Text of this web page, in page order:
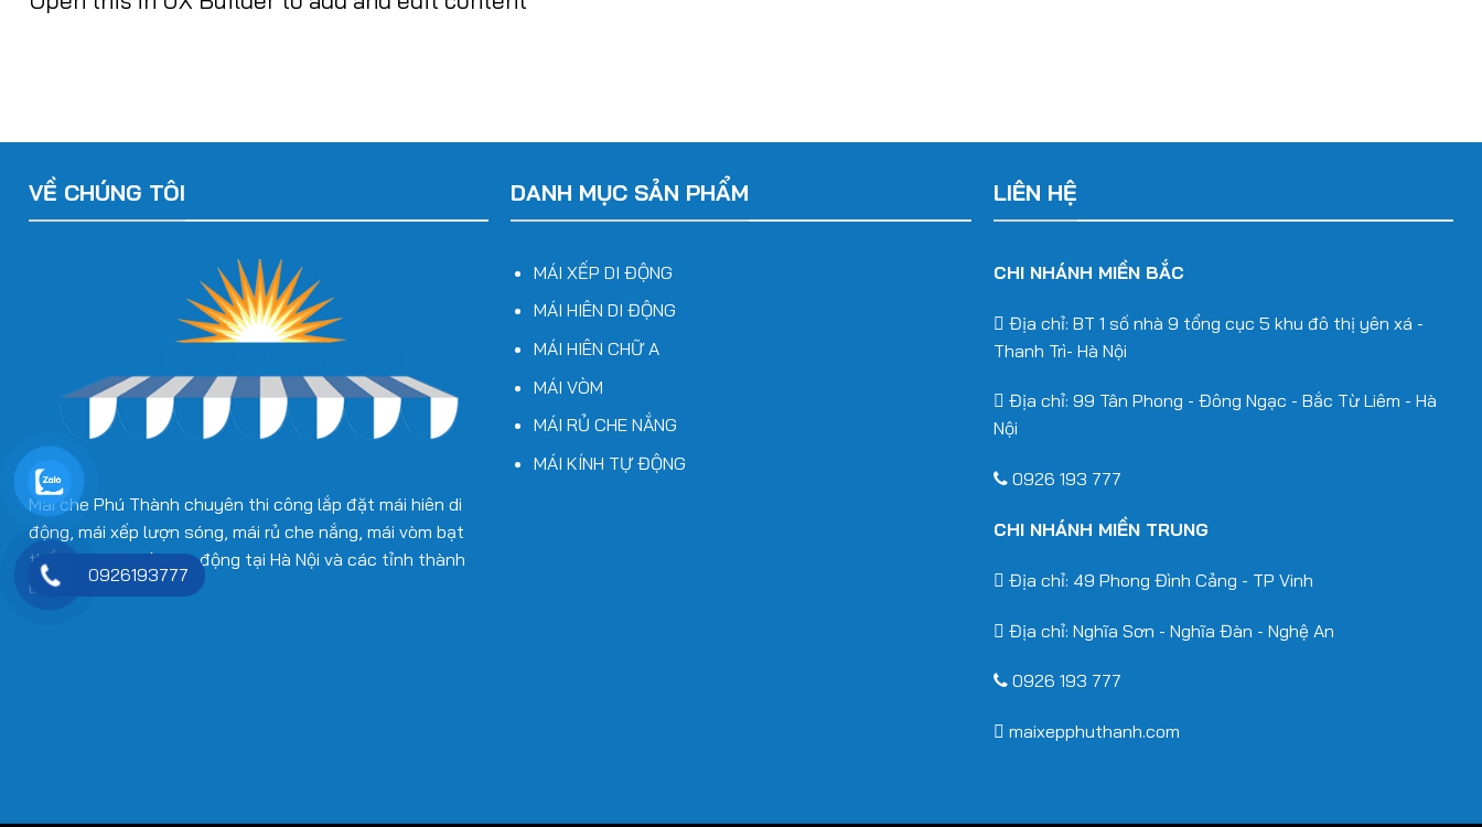
VỀ CHÚNG TÔI
Mái che Phú Thành chuyên thi công lắp đặt mái hiên di
động, mái xếp lượn sóng, mái rủ che nắng, mái vòm bạt
thẩm mỹ, mái kính tự động tại Hà Nội và các tỉnh thành
lân cận
DANH MỤC SẢN PHẨM
MÁI XẾP DI ĐỘNG
MÁI HIÊN DI ĐỘNG
MÁI HIÊN CHỮ A
MÁI VÒM
MÁI RỦ CHE NẮNG
MÁI KÍNH TỰ ĐỘNG
LIÊN HỆ
CHI NHÁNH MIỀN BẮC
Địa chỉ: BT 1 số nhà 9 tổng cục 5 khu đô thị yên xá -
Thanh Trì- Hà Nội
Địa chỉ: 99 Tân Phong - Đông Ngạc - Bắc Từ Liêm - Hà
Nội
0926 193 777
CHI NHÁNH MIỀN TRUNG
Địa chỉ: 49 Phong Đình Cảng - TP Vinh
Địa chỉ: Nghĩa Sơn - Nghĩa Đàn - Nghệ An
0926 193 777
maixepphuthanh.com
0926193777